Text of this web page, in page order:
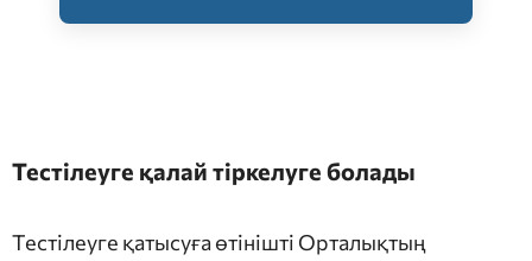
Тестілеуге қалай тіркелуге болады
Тестілеуге қатысуға өтінішті Орталықтың